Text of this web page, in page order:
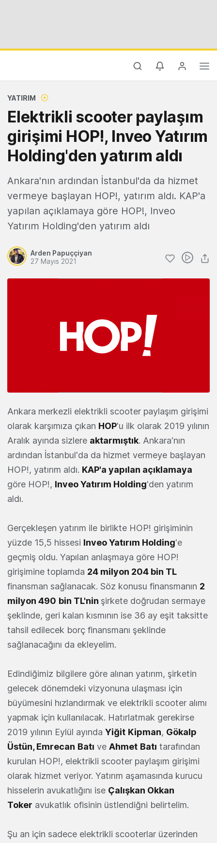
YATIRIM
Elektrikli scooter paylaşım
girişimi HOP!, Inveo Yatırım
Holding'den yatırım aldı
Ankara'nın ardından İstanbul'da da hizmet
vermeye başlayan HOP!, yatırım aldı. KAP'a
yapılan açıklamaya göre HOP!, Inveo
Yatırım Holding'den yatırım aldı
Arden Papuççiyan
27 Mayıs 2021
Ankara merkezli elektrikli scooter paylaşım girişimi
olarak karşımıza çıkan HOP'u ilk olarak 2019 yılının
Aralık ayında sizlere aktarmıştık. Ankara'nın
ardından İstanbul'da da hizmet vermeye başlayan
HOP!, yatırım aldı. KAP'a yapılan açıklamaya
göre HOP!, Inveo Yatırım Holding'den yatırım
aldı.
Gerçekleşen yatırım ile birlikte HOP! girişiminin
yüzde 15,5 hissesi Inveo Yatırım Holding'e
geçmiş oldu. Yapılan anlaşmaya göre HOP!
girişimine toplamda 24 milyon 204 bin TL
finansman sağlanacak. Söz konusu finansmanın 2
milyon 490 bin TL'nin şirkete doğrudan sermaye
şeklinde, geri kalan kısmının ise 36 ay eşit taksitte
tahsil edilecek borç finansmanı şeklinde
sağlanacağını da ekleyelim.
Edindiğimiz bilgilere göre alınan yatırım, şirketin
gelecek dönemdeki vizyonuna ulaşması için
büyümesini hızlandırmak ve elektrikli scooter alımı
yapmak için kullanılacak. Hatırlatmak gerekirse
2019 yılının Eylül ayında Yiğit Kipman, Gökalp
Üstün, Emrecan Batı ve Ahmet Batı tarafından
kurulan HOP!, elektrikli scooter paylaşım girişimi
olarak hizmet veriyor. Yatırım aşamasında kurucu
hisselerin avukatlığını ise Çalışkan Okkan
Toker avukatlık ofisinin üstlendiğni belirtelim.
Şu an için sadece elektrikli scooterlar üzerinden